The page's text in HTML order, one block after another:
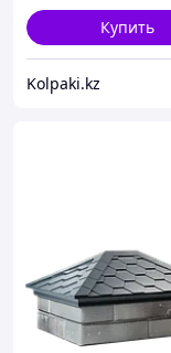
Купить
Kolpaki.kz